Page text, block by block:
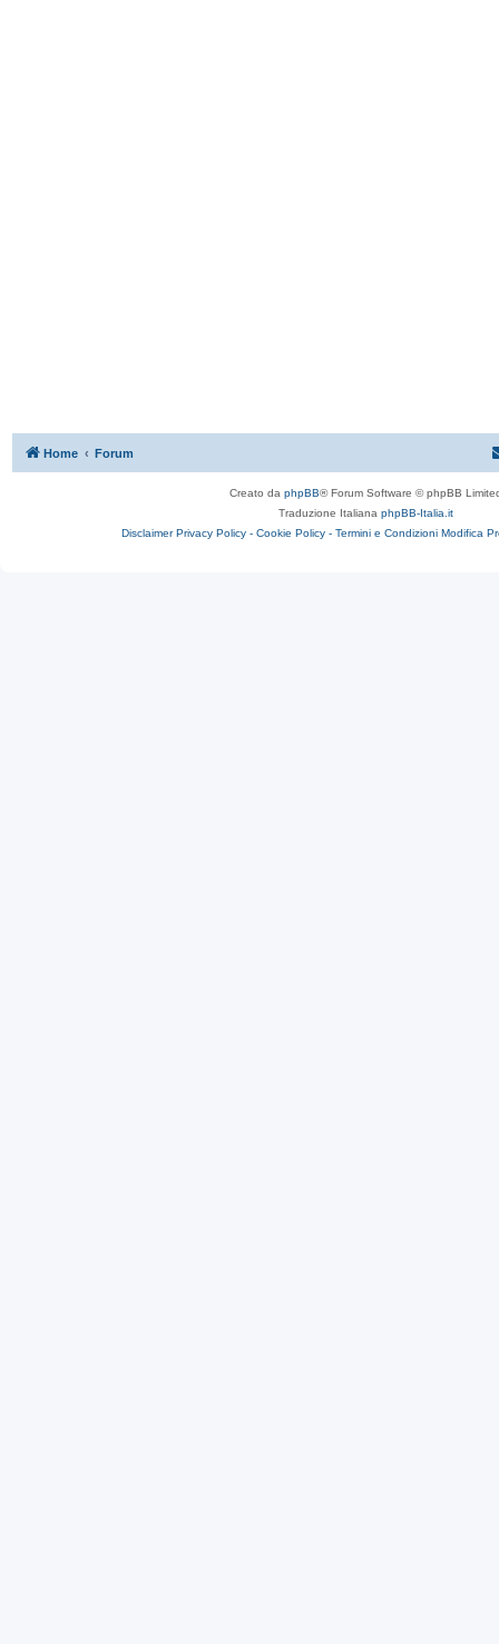
Home Forum
Creato da phpBB® Forum Software © phpBB
Traduzione Italiana phpBB-Italia.it
Disclaimer Privacy Policy - Cookie Policy - Termini e Condizioni Modifica